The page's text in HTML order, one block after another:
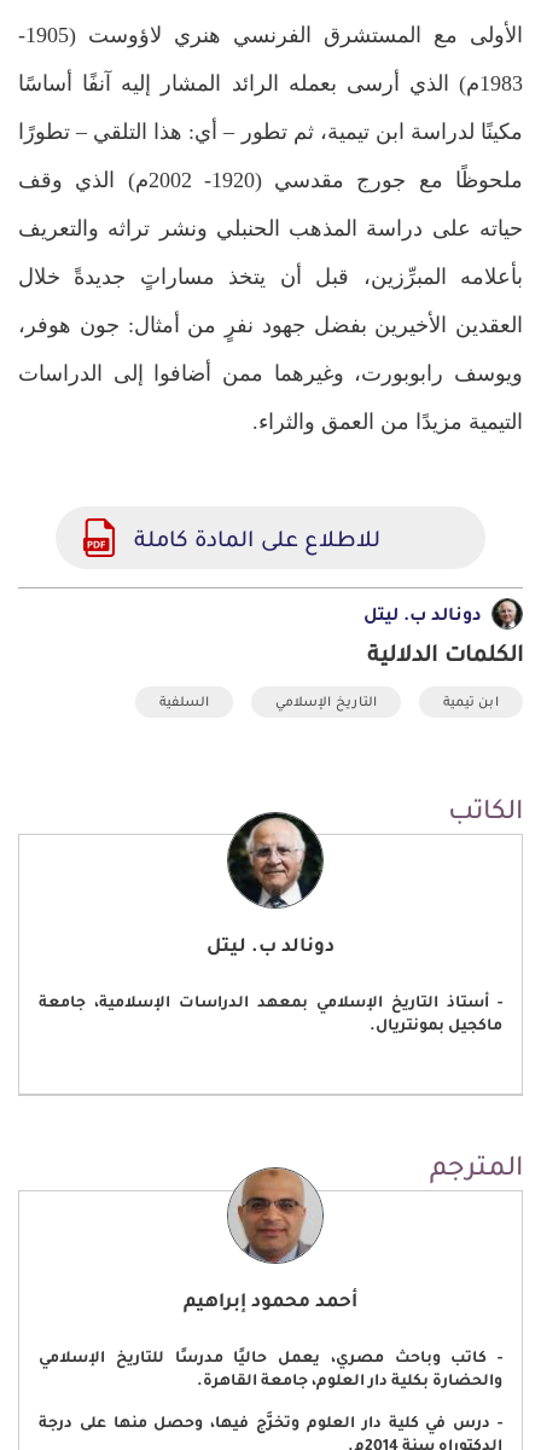
الأولى مع المستشرق الفرنسي هنري لاؤوست (1905-
1983م) الذي أرسى بعمله الرائد المشار إليه آنفًا أساسًا
مكينًا لدراسة ابن تيمية، ثم تطور – أي: هذا التلقي – تطورًا
ملحوظًا مع جورج مقدسي (1920- 2002م) الذي وقف
حياته على دراسة المذهب الحنبلي ونشر تراثه والتعريف
بأعلامه المبرِّزين، قبل أن يتخذ مساراتٍ جديدةً خلال
العقدين الأخيرين بفضل جهود نفرٍ من أمثال: جون هوفر،
ويوسف رابوبورت، وغيرهما ممن أضافوا إلى الدراسات
التيمية مزيدًا من العمق والثراء.
للاطلاع على المادة كاملة
دونالد ب. ليتل
الكلمات الدلالية
ابن تيمية التاريخ الإسلامي السلفية
الكاتب
دونالد ب. ليتل
- أستاذ التاريخ الإسلامي بمعهد الدراسات الإسلامية، جامعة
ماكجيل بمونتريال.
المترجم
أحمد محمود إبراهيم
- كاتب وباحث مصري، يعمل حاليًا مدرسًا للتاريخ الإسلامي
والحضارة بكلية دار العلوم، جامعة القاهرة.
- درس في كلية دار العلوم وتخرَّج فيها، وحصل منها على درجة
الدكتوراه سنة 2014م.